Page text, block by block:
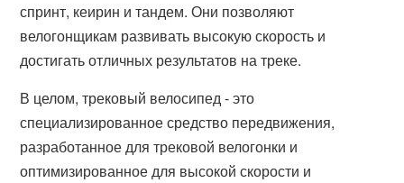
спринт, кеирин и тандем. Они позволяют
велогонщикам развивать высокую скорость и
достигать отличных результатов на треке.
В целом, трековый велосипед - это
специализированное средство передвижения,
разработанное для трековой велогонки и
оптимизированное для высокой скорости и